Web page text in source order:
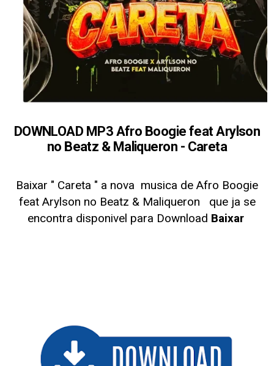
DOWNLOAD MP3 Afro Boogie feat Arylson
no Beatz & Maliqueron - Careta
Baixar " Careta " a nova musica de Afro Boogie
feat Arylson no Beatz & Maliqueron
que ja se
encontra disponivel para Download Baixar